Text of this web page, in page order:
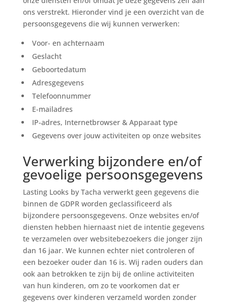
ons verstrekt. Hieronder vind je een overzicht van de
persoonsgegevens die wij kunnen verwerken:
Voor- en achternaam
Geslacht
Geboortedatum
Adresgegevens
Telefoonnummer
E-mailadres
IP-adres, Internetbrowser & Apparaat type
Gegevens over jouw activiteiten op onze websites
Verwerking bijzondere en/of
gevoelige persoonsgegevens
Lasting Looks by Tacha verwerkt geen gegevens die
binnen de GDPR worden geclassificeerd als
bijzondere persoonsgegevens. Onze websites en/of
diensten hebben hiernaast niet de intentie gegevens
te verzamelen over websitebezoekers die jonger zijn
dan 16 jaar. We kunnen echter niet controleren of
een bezoeker ouder dan 16 is. Wij raden ouders dan
ook aan betrokken te zijn bij de online activiteiten
van hun kinderen, om zo te voorkomen dat er
gegevens over kinderen verzameld worden zonder